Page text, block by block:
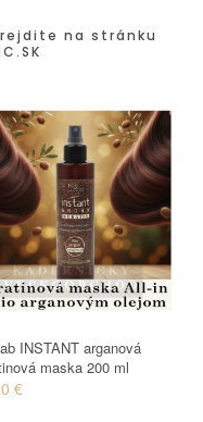
na stránku
INSTANT arganová
maska 200 ml
€